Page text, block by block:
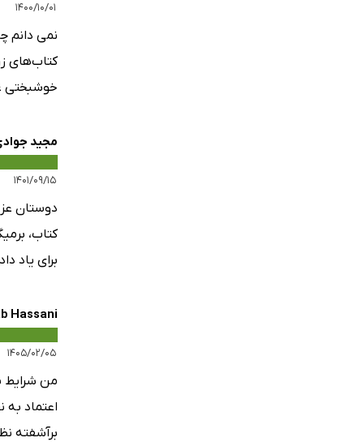
۱۴۰۰/۱۰/۰۱
نمی دانم
کتاب‌های
خوشبختی
مجید
۱۴۰۱/۰۹/۱۵
دوستان
کتاب،
برای یاد
Hassani
۱۴۰۵/۰۲/۰۵
من
اعتماد
برآشفته